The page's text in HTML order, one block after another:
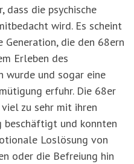
dass die psychische
wird. Es scheint
Generation, die den 68ern
Erleben des
wurde und sogar eine
erfuhr. Die 68er
zu sehr mit ihren
beschäftigt und konnten
Loslösung von
oder die Befreiung hin